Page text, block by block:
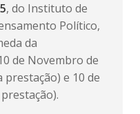
, do Instituto de
Político,
da
de Novembro de
e 10 de